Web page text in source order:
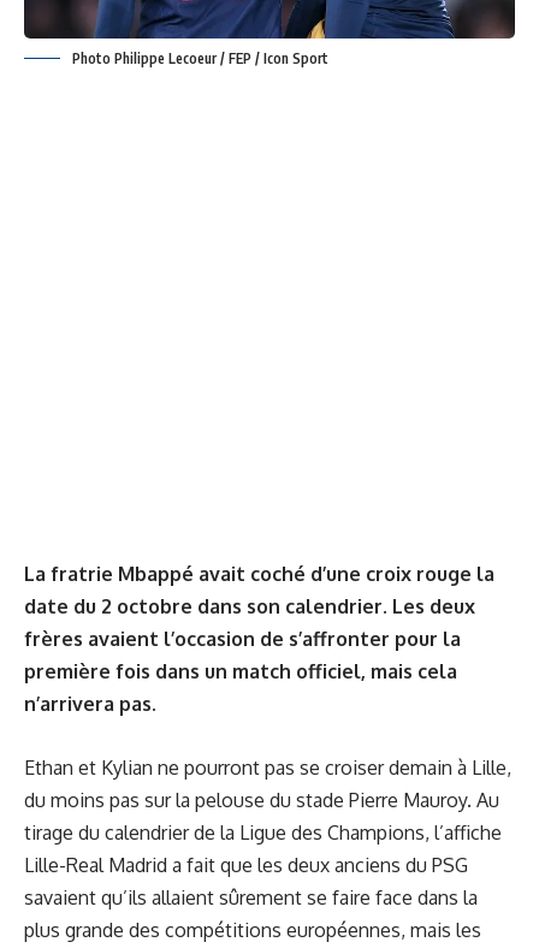
Photo Philippe Lecoeur / FEP / Icon Sport
La fratrie Mbappé avait coché d’une croix rouge la
date du 2 octobre dans son calendrier. Les deux
frères avaient l’occasion de s’affronter pour la
première fois dans un match officiel, mais cela
n’arrivera pas.
Ethan et Kylian ne pourront pas se croiser demain à Lille,
du moins pas sur la pelouse du stade Pierre Mauroy. Au
tirage du calendrier de la Ligue des Champions, l’affiche
Lille-Real Madrid a fait que les deux anciens du PSG
savaient qu’ils allaient sûrement se faire face dans la
plus grande des compétitions européennes, mais les